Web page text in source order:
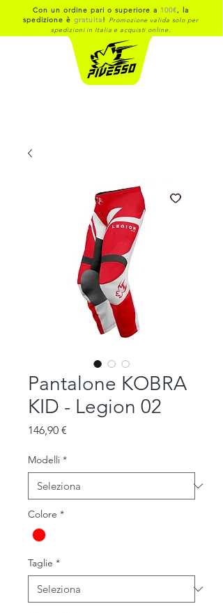
Con un ordine pari o superiore a 100€, la
spedizione ègratuita! Promozione valida solo per
spedizioni in Italia e acquisti online.
Pantalone KOBRA
KID - Legion 02
146,90 €
Modelli *
Colore *
Taglie *